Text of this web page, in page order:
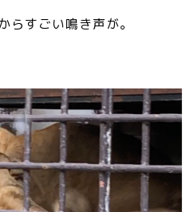
らすごい鳴き声が。